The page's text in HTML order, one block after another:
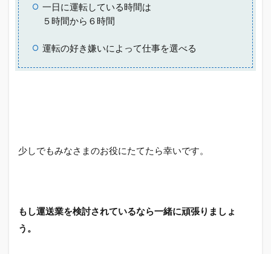
一日に運転している時間は
５時間から６時間
運転の好き嫌いによって仕事を選べる
少しでもみなさまのお役にたてたら幸いです。
もし運送業を検討されているなら一緒に頑張りましょ
う。